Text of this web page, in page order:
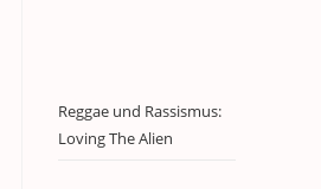
Reggae und Rassismus:
Loving The Alien